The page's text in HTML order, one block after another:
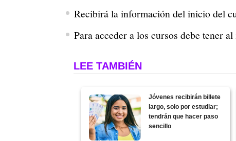
Recibirá la información del inicio del
Para acceder a los cursos debe tener
LEE TAMBIÉN
Jóvenes recibirán billete
largo, solo por estudiar;
tendrán que hacer paso
sencillo